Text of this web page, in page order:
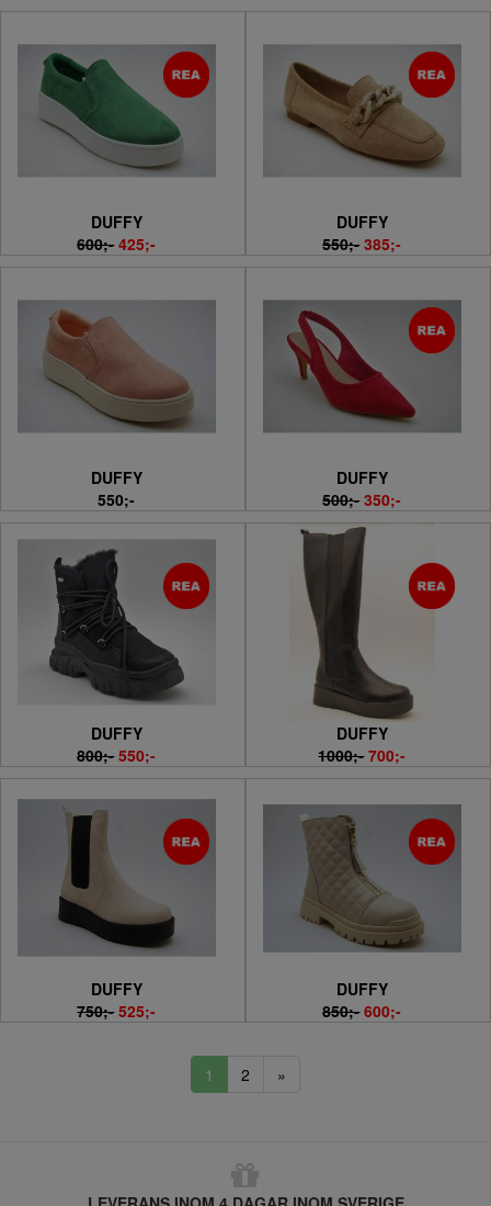
DUFFY
600;- 425;-
DUFFY
550;- 385;-
DUFFY
550;-
DUFFY
500;- 350;-
DUFFY
800;- 550;-
DUFFY
1000;- 700;-
DUFFY
750;- 525;-
DUFFY
850;- 600;-
1 2 »